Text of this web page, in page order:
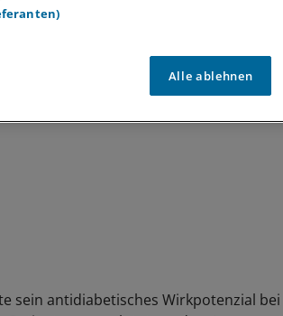
Beweis gestellt.
sein antidiabetisches Wirkpotenzial
Alle ablehnen